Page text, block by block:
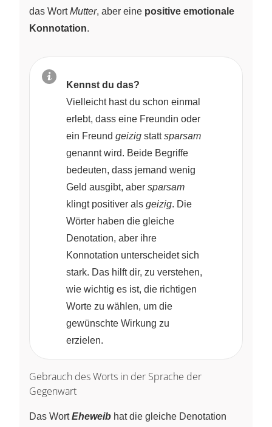
das WortMutter, aber eine positive emotionale
Konnotation.
Kennst du das?
Vielleicht hast du schon einmal
erlebt, dass eine Freundin oder
ein Freund geizig stattsparsam
genannt wird. Beide Begriffe
bedeuten, dass jemand wenig
Geld ausgibt, aber sparsam
klingt positiver als geizig. Die
Wörter haben die gleiche
Denotation, aber ihre
Konnotation unterscheidet sich
stark. Das hilft dir, zu verstehen,
wie wichtig es ist, die richtigen
Worte zu wählen, um die
gewünschte Wirkung zu
erzielen.
Gebrauch des Worts in der Sprache der
Gegenwart
Das WortEheweib hat die gleiche Denotation